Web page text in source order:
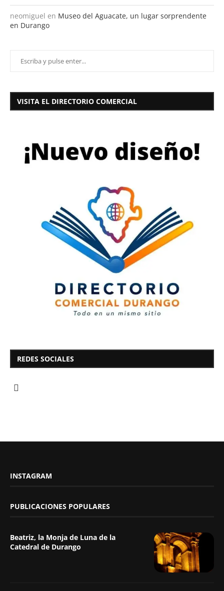
neomiguel en Museo del Aguacate, un lugar sorprendente
en Durango
VISITA EL DIRECTORIO COMERCIAL
REDES SOCIALES
INSTAGRAM
PUBLICACIONES POPULARES
Beatriz, la Monja de Luna de la
Catedral de Durango